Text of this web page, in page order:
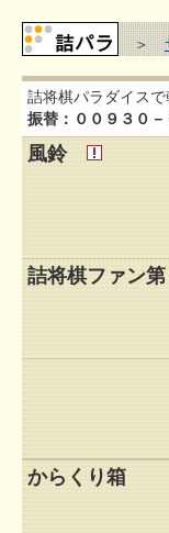
＞
詰将棋パラダイス
振替：００９３０
風鈴
詰将棋ファン
からくり箱